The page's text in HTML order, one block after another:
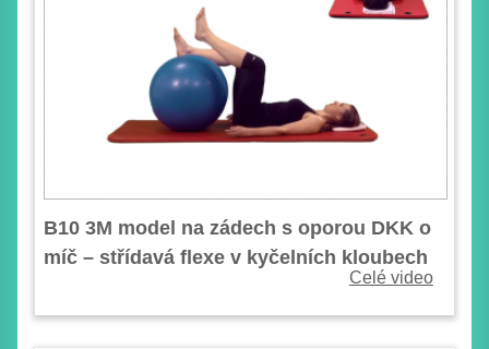
B10 3M model na zádech s oporou DKK o
míč – střídavá flexe v kyčelních kloubech
Celé video